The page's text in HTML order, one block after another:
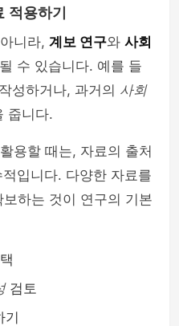
적용하기
니라, 계보 연구와 사회
수 있습니다. 예를 들
성하거나, 과거의 사회
줍니다.
용할 때는, 자료의 출처
적입니다. 다양한 자료를
하는 것이 연구의 기본
검토
기